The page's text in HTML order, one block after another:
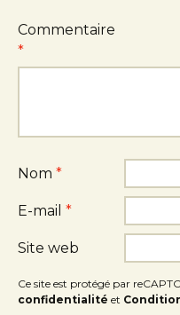
Commentaire
*
Nom *
E-mail *
Site web
Ce site est protégé par
confidentialité et